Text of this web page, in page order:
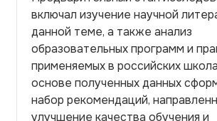
включал изучение научной
данной теме, а также анализ
образовательных программ и
применяемых в российских
основе полученных данных
набор рекомендаций,
улучшение качества обучения и